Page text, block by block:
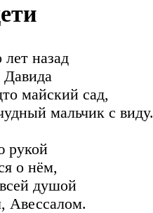
назад
Давида
майский сад,
мальчик с виду.
рукой
о нём,
душой
Авессалом.